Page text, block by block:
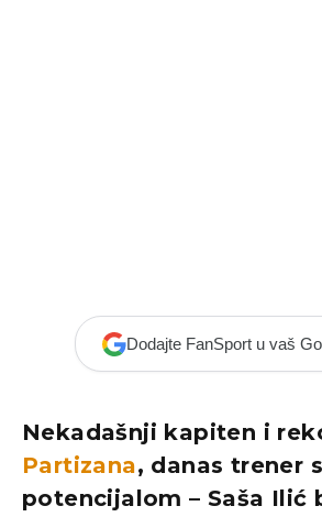
Dodajte FanSport u vaš
Nekadašnji kapiten i
Partizana, danas trener
potencijalom – Saša Ilić